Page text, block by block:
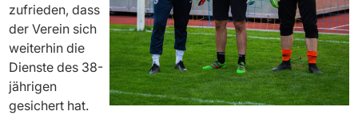
zufrieden, dass
der Verein sich
weiterhin die
Dienste des 38-
jährigen
gesichert hat.